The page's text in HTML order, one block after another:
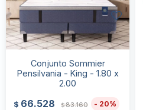
Conjunto Sommier
Pensilvania - King - 1.80 x
2.00
$ 66.528 $83.160 20